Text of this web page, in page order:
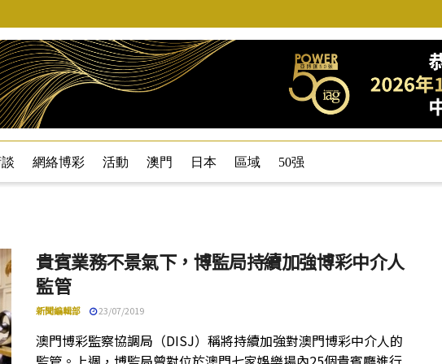
網絡博彩 活動 澳門 日本 區域 50强
貴賓業務不景氣下，博監局持續加強博彩中介人
監管
新聞編輯部 23/07/2019
澳門博彩監察協調局（DISJ）稱將持續加強對澳門博彩中介人的